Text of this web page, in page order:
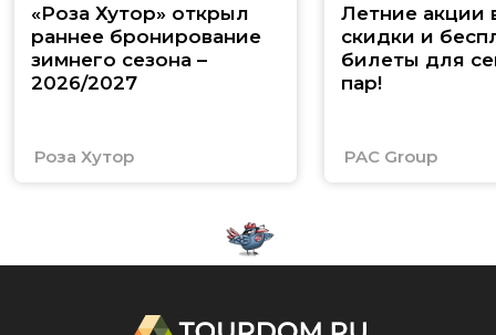
«Роза Хутор» открыл
раннее бронирование
зимнего сезона –
2026/2027
Роза Хутор
Летние акции
скидки и
билеты для
пар!
PAC Group